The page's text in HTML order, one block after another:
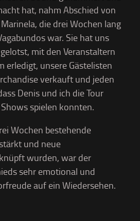
hat, nahm Abschied von
die drei Wochen lang
war. Sie hat uns
mit den Veranstaltern
erledigt, unsere Gästelisten
verkauft und jeden
Denis und ich die Tour
spielen konnten.
Wochen bestehende
und neue
wurden, war der
sehr emotional und
auf ein Wiedersehen.